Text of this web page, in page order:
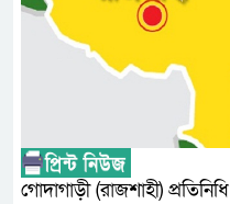
গোদাগাড়ী (রাজশাহী) প্রতিনিধি